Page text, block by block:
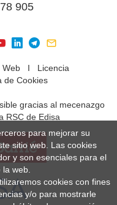
905
WebI Licencia
de Cookies
gracias al mecenazgo
RSC de Edisa
para mejorar su
sitio web. Las cookies
y son esenciales para el
web.
cookies con fines
y/o para mostrarle